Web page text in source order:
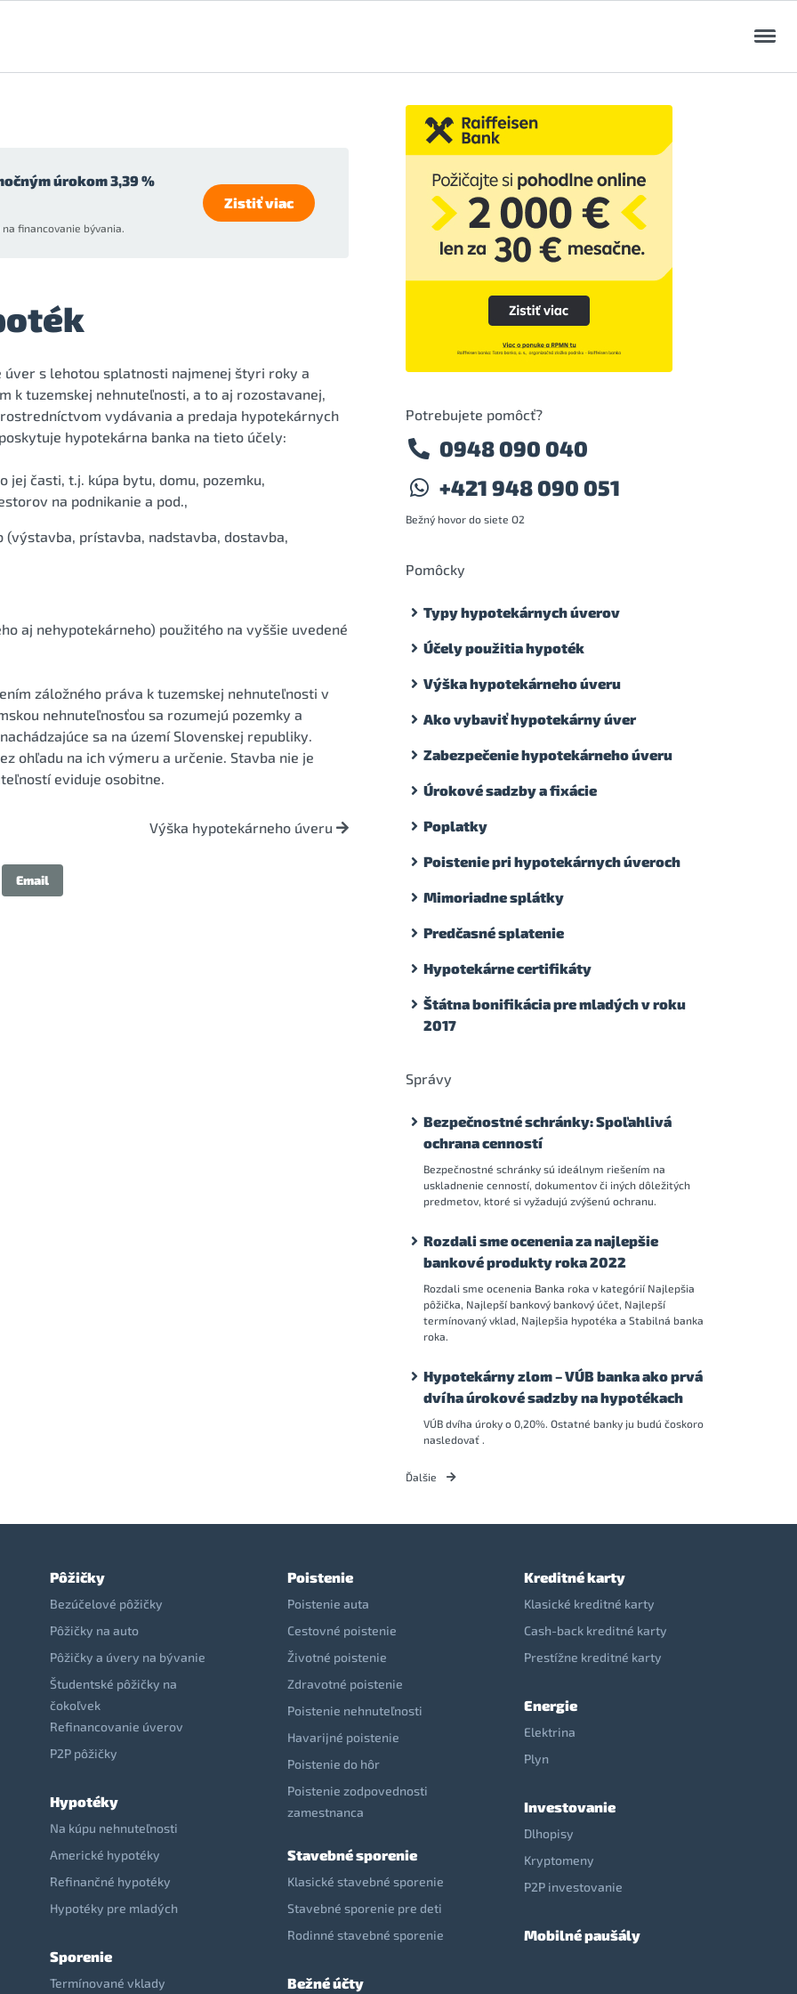
úrokom 3,39 %
financovanie bývania.
Zistiť viac
úver s lehotou splatnosti najmenej štyri roky a
k tuzemskej nehnuteľnosti, a to aj rozostavanej,
vydávania a predaja hypotekárnych
hypotekárna banka na tieto účely:
jej časti, t.j. kúpa bytu, domu, pozemku,
na podnikanie a pod.,
prístavba, nadstavba, dostavba,
aj nehypotekárneho) použitého na vyššie uvedené
záložného práva k tuzemskej nehnuteľnosti v
nehnuteľnosťou sa rozumejú pozemky a
sa na území Slovenskej republiky.
ohľadu na ich výmeru a určenie. Stavba nie je
eviduje osobitne.
Výška hypotekárneho úveru
Email
Potrebujete pomôcť?
0948 090 040
+421 948 090 051
Bežný hovor do siete O2
Pomôcky
Typy hypotekárnych úverov
Účely použitia hypoték
Výška hypotekárneho úveru
Ako vybaviť hypotekárny úver
Zabezpečenie hypotekárneho úveru
Úrokové sadzby a fixácie
Poplatky
Poistenie pri hypotekárnych úveroch
Mimoriadne splátky
Predčasné splatenie
Hypotekárne certifikáty
Štátna bonifikácia pre mladých v roku
2017
Správy
Bezpečnostné schránky: Spoľahlivá
ochrana cenností
Bezpečnostné schránky sú ideálnym riešením na
uskladnenie cenností, dokumentov či iných dôležitých
predmetov, ktoré si vyžadujú zvýšenú ochranu.
Rozdali sme ocenenia za najlepšie
bankové produkty roka 2022
Rozdali sme ocenenia Banka roka v kategórií Najlepšia
pôžička, Najlepší bankový bankový účet, Najlepší
termínovaný vklad, Najlepšia hypotéka a Stabilná banka
roka.
Hypotekárny zlom – VÚB banka ako prvá
dvíha úrokové sadzby na hypotékach
VÚB dvíha úroky o 0,20%. Ostatné banky ju budú čoskoro
nasledovať .
Ďalšie
Pôžičky
Bezúčelové pôžičky
Pôžičky na auto
Pôžičky a úvery na bývanie
Študentské pôžičky na
čokoľvek
Refinancovanie úverov
P2P pôžičky
Hypotéky
Na kúpu nehnuteľnosti
Americké hypotéky
Refinančné hypotéky
Hypotéky pre mladých
Sporenie
Termínované vklady
Poistenie
Poistenie auta
Cestovné poistenie
Životné poistenie
Zdravotné poistenie
Poistenie nehnuteľnosti
Havarijné poistenie
Poistenie do hôr
Poistenie zodpovednosti
zamestnanca
Stavebné sporenie
Klasické stavebné sporenie
Stavebné sporenie pre deti
Rodinné stavebné sporenie
Bežné účty
Kreditné karty
Klasické kreditné karty
Cash-back kreditné karty
Prestížne kreditné karty
Energie
Elektrina
Plyn
Investovanie
Dlhopisy
Kryptomeny
P2P investovanie
Mobilné paušály